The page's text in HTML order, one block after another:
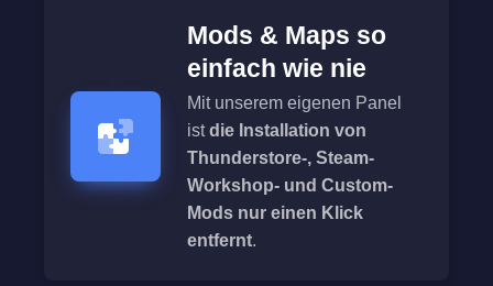
Mods & Maps so
einfach wie nie
Mit unserem eigenen Panel
istdie Installation von
Thunderstore-, Steam-
Workshop- und Custom-
Mods nur einen Klick
entfernt.